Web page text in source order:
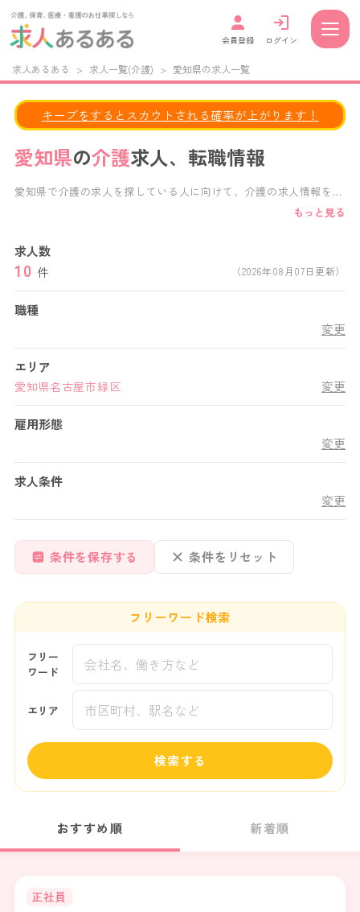
会員登録 ログイン
求人あるある > 求人一覧(介護) > 愛知県の求人一覧
愛知県の介護求人、転職情報
キープをするとスカウトされる確率が上がります！
愛知県で介護の求人を探している人に向けて、介護の求人情報を掲
特別養護老人ホーム,老人保健施設,デイサービス,デイケアサービ
ス,グループホーム,介護付き有料老人ホーム,住宅型有料老人ホーム
など、様々な施設形態の求人から、あなたにぴったりの愛知県の介
もっと見る
求人数
10 件 （2026年08月07日更新）
職種
変更
エリア
愛知県名古屋市緑区 変更
雇用形態
変更
求人条件
変更
条件を保存する 条件をリセット
フリーワード検索
フリー
ワード
エリア
検索する
おすすめ順 新着順
正社員